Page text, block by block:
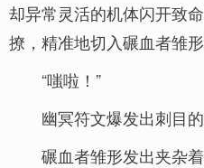
却异常灵活的机体闪开致
撩，精准地切入碾血者雏
“嗤啦！”
幽冥符文爆发出刺目的
碾血者雏形发出夹杂